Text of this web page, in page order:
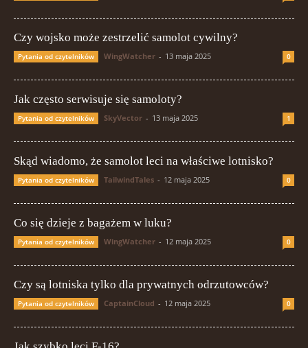
Czy wojsko może zestrzelić samolot cywilny?
Pytania od czytelników WingWatcher - 13 maja 2025 0
Jak często serwisuje się samoloty?
Pytania od czytelników SkyVector - 13 maja 2025 1
Skąd wiadomo, że samolot leci na właściwe lotnisko?
Pytania od czytelników TailwindTales - 12 maja 2025 0
Co się dzieje z bagażem w luku?
Pytania od czytelników WingWatcher - 12 maja 2025 0
Czy są lotniska tylko dla prywatnych odrzutowców?
Pytania od czytelników CaptainCloud - 12 maja 2025 0